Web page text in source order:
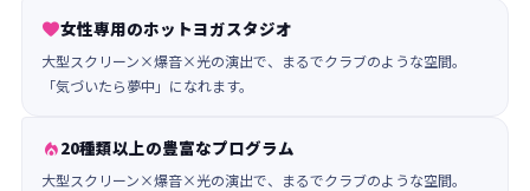
女性専用のホットヨガスタジオ
大型スクリーン×爆音×光の演出で、まるでクラブのような空間。
「気づいたら夢中」になれます。
20種類以上の豊富なプログラム
大型スクリーン×爆音×光の演出で、まるでクラブのような空間。